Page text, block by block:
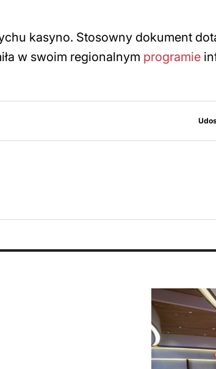
kasyno. Stosowny dokument
w swoim regionalnym programie